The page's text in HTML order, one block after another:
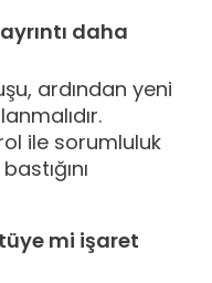
daha
ardından yeni
ile sorumluluk
mi işaret